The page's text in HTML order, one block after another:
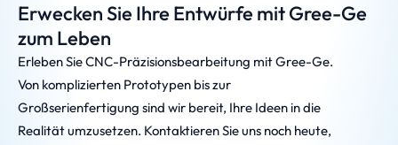
Erwecken Sie Ihre Entwürfe mit Gree-Ge
zum Leben
Erleben Sie CNC-Präzisionsbearbeitung mit Gree-Ge.
Von komplizierten Prototypen bis zur
Großserienfertigung sind wir bereit, Ihre Ideen in die
Realität umzusetzen. Kontaktieren Sie uns noch heute,